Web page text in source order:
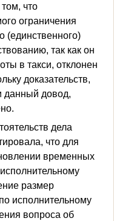
что
ограничения
(единственного)
так как он
в такси, отклонен
доказательств,
данный довод,
дела
что для
временных
размер
исполнительному
вопроса об